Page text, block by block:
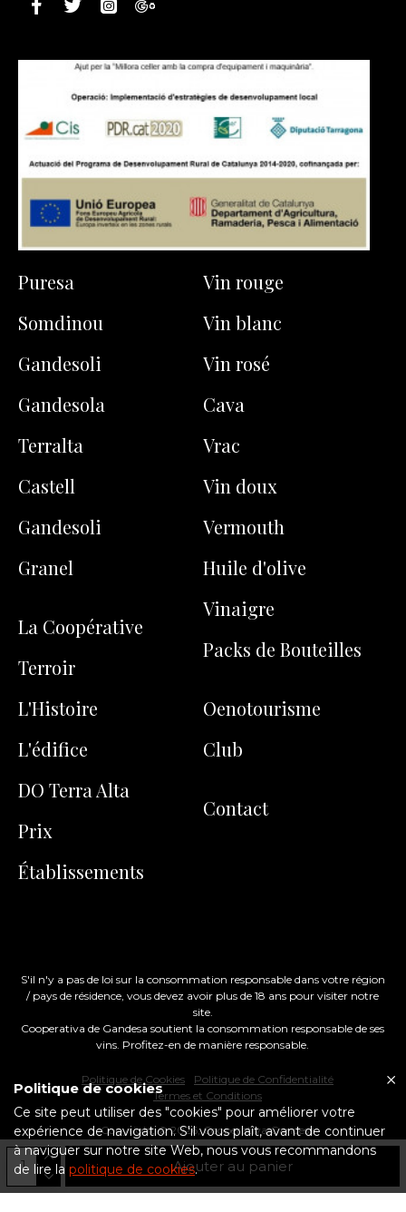
Ajouter au panier
Puresa
Somdinou
Gandesoli
Gandesola
Terralta
Castell
Gandesoli
Granel
La Coopérative
Terroir
L'Histoire
L'édifice
DO Terra Alta
Prix
Établissements
Vin rouge
Vin blanc
Vin rosé
Cava
Vrac
Vin doux
Vermouth
Huile d'olive
Vinaigre
Packs de Bouteilles
Oenotourisme
Club
Contact
S'il n'y a pas de loi sur la consommation responsable dans votre région
/ pays de résidence, vous devez avoir plus de 18 ans pour visiter notre
site.
Cooperativa de Gandesa soutient la consommation responsable de ses
vins. Profitez-en de manière responsable.
Politique de Cookies
Politique de Confidentialité
Termes et Conditions
Copyright ©2026, Cooperativa Gandesa
By Brands&Comm with Clement Creative Studio
Politique de cookies
Ce site peut utiliser des "cookies" pour améliorer votre
expérience de navigation. S'il vous plaît, avant de continuer
à naviguer sur notre site Web, nous vous recommandons
de lire la politique de cookies.